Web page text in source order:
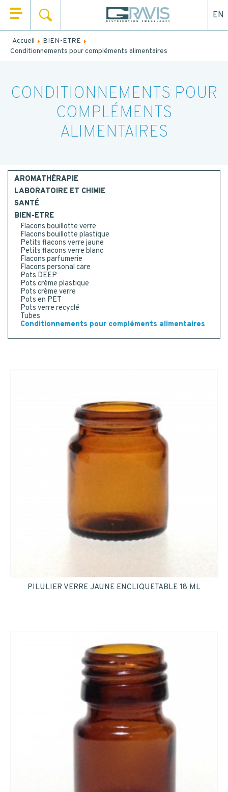
QUI SOMMES NOUS ?
NOS PRODUITS
NOS SERVICES
ACTUALITÉS
CONTACT
NOUS CONTACTER
Ou appelez-nous : 02 41 96 90 10
trimestrielle et restez en veille
des innovations des acteurs du
packaging.
Nous nous engageons à ne jamais
transmettre vos informations à
d'autres sociétés.
RECHERCHER
EN
Accueil
BIEN-ETRE
Conditionnements pour compléments alimentaires
CONDITIONNEMENTS POUR
COMPLÉMENTS
ALIMENTAIRES
AROMATHÉRAPIE
LABORATOIRE ET CHIMIE
SANTÉ
BIEN-ETRE
Flacons bouillotte verre
Flacons bouillotte plastique
Petits flacons verre jaune
Petits flacons verre blanc
Flacons parfumerie
Flacons personal care
Pots DEEP
Pots crème plastique
Pots crème verre
Pots en PET
Pots verre recyclé
Tubes
Conditionnements pour compléments alimentaires
PILULIER VERRE JAUNE ENCLIQUETABLE 18 ML
Remplissez le formulaire ci-dessous pour être rappelé ou
contacté par mail.
TEL. *
Code postal *
MESSAGE
Je consens à la collecte, au traitement et à l'utilisation
ENVOYER